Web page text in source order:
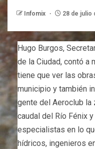
Infomix 28 de julio
Hugo Burgos,
de la Ciudad, contó a
tiene que ver las
municipio y también
gente del Aeroclub la
caudal del Río Fénix
especialistas en lo
hídricos, ingenieros